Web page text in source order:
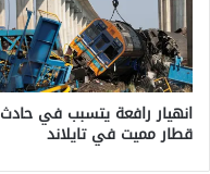
انهيار رافعة يتسبب في حادث
قطار مميت في تايلاند